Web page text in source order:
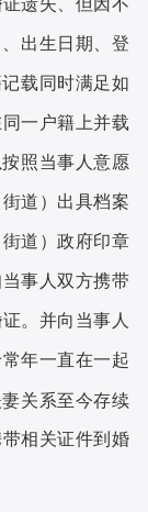
遗失、但因不
出生日期、登
载同时满足如
一户籍上并载
照当事人意愿
街道 ） 出具档案
街道 ）政府印章
当事人双方携带
。并向当事人
年一直在一起
关系至今存续
相关证件到婚